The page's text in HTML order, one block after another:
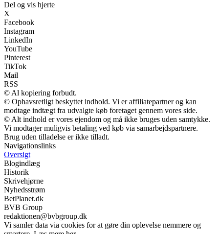
Del og vis hjerte
X
Facebook
Instagram
LinkedIn
YouTube
Pinterest
TikTok
Mail
RSS
© Al kopiering forbudt.
© Ophavsretligt beskyttet indhold. Vi er affiliatepartner og kan
modtage indtægt fra udvalgte køb foretaget gennem vores side.
© Alt indhold er vores ejendom og må ikke bruges uden samtykke.
Vi modtager muligvis betaling ved køb via samarbejdspartnere.
Brug uden tilladelse er ikke tilladt.
Navigationslinks
Oversigt
Blogindlæg
Historik
Skrivehjørne
Nyhedsstrøm
BetPlanet.dk
BVB Group
redaktionen@bvbgroup.dk
Vi samler data via cookies for at gøre din oplevelse nemmere og